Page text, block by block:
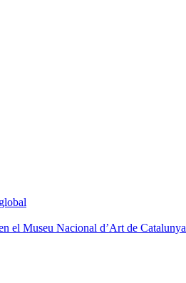
el Museu Nacional d’Art de Catalunya